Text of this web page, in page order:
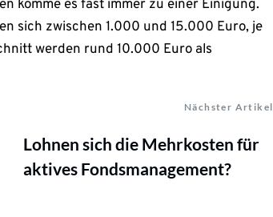
komme es fast immer zu einer Einigung.
sich zwischen 1.000 und 15.000 Euro, je
werden rund 10.000 Euro als
Nächster Artikel
Lohnen sich die Mehrkosten für
aktives Fondsmanagement?